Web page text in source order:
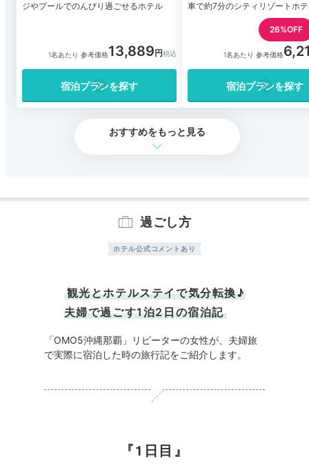
ジやプールでのんびり過ごせるホテル
1名あたり 参考価格13,889
宿泊プランを探す
車で約7分のシティリゾートホ
26%OFF
1名あたり 参考価格
宿泊プランを探す
おすすめをもっと見る
過ごし方
ホテル公式コメントあり
観光とホテルステイで気分転換♪
夫婦で過ごす1泊2日の宿泊記
「OMO5沖縄那覇」リピーターの女性が、夫婦旅
で実際に宿泊した時の旅行記をご紹介します。
1日目